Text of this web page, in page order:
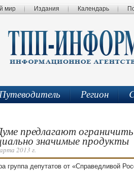
мир Издания Календарь
Регион
предлагают
значимые продукты
2013 г.
группа депутатов от «Справедливой